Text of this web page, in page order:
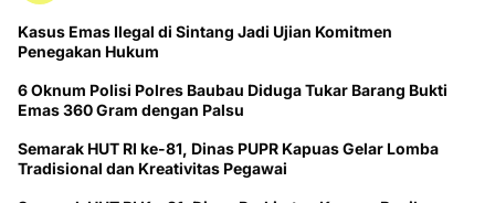
Kasus Emas Ilegal di Sintang Jadi Ujian Komitmen
Penegakan Hukum
6 Oknum Polisi Polres Baubau Diduga Tukar Barang Bukti
Emas 360 Gram dengan Palsu
Semarak HUT RI ke-81, Dinas PUPR Kapuas Gelar Lomba
Tradisional dan Kreativitas Pegawai